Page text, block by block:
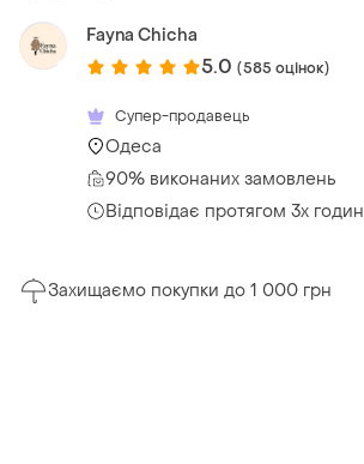
Fayna Chicha
5.0 (585 оцінок)
Супер-продавець
Одеса
90% виконаних замовлень
Відповідає протягом 3х годин
Захищаємо покупки до 1 000 грн